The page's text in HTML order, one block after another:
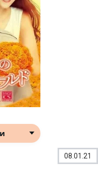
08.01.21